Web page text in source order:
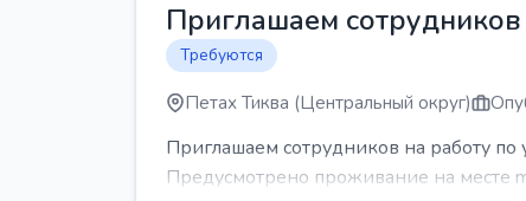
Приглашаем
Требуются
Петах Тиква (Центральный округ)
Приглашаем сотрудников на работу
Предусмотрено проживание на месте